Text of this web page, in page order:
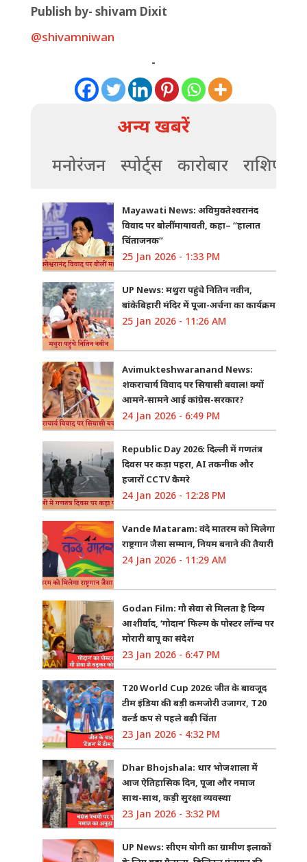
Publish by- shivam Dixit
@shivamniwan
-
अन्य खबरें
मनोरंजन स्पोर्ट्स कारोबार राशिफल
Mayawati News: अविमुक्तेश्वरानंद
विवाद पर बोलीं मायावती, कहा– “हालात
चिंताजनक”
25 Jan 2026 - 1:33 PM
UP News: मथुरा पहुंचे नितिन नवीन,
बांकेबिहारी मंदिर में पूजा-अर्चना का कार्यक्रम
25 Jan 2026 - 11:26 AM
Avimukteshwaranand News:
शंकराचार्य विवाद पर सियासी बवाल! क्यों
आमने-सामने आई कांग्रेस-सरकार?
24 Jan 2026 - 6:49 PM
Republic Day 2026: दिल्ली में गणतंत्र
दिवस पर कड़ा पहरा, AI तकनीक और
हजारों CCTV कैमरे
24 Jan 2026 - 12:28 PM
Vande Mataram: वंदे मातरम को मिलेगा
राष्ट्रगान जैसा सम्मान, नियम बनाने की तैयारी
24 Jan 2026 - 11:29 AM
Godan Film: गौ सेवा से मिलता है दिव्य
आशीर्वाद, ‘गोदान’ फिल्म के पोस्टर लॉन्च पर
मोरारी बापू का संदेश
23 Jan 2026 - 6:47 PM
T20 World Cup 2026: जीत के बावजूद
टीम इंडिया की बड़ी कमजोरी उजागर, T20
वर्ल्ड कप से पहले बढ़ी चिंता
23 Jan 2026 - 4:32 PM
Dhar Bhojshala: धार भोजशाला में
आज ऐतिहासिक दिन, पूजा और नमाज
साथ-साथ, कड़ी सुरक्षा व्यवस्था
23 Jan 2026 - 3:32 PM
UP News: सीएम योगी का ग्रामीण इलाकों